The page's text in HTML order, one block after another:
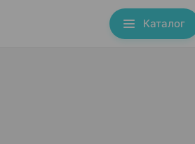
Каталог